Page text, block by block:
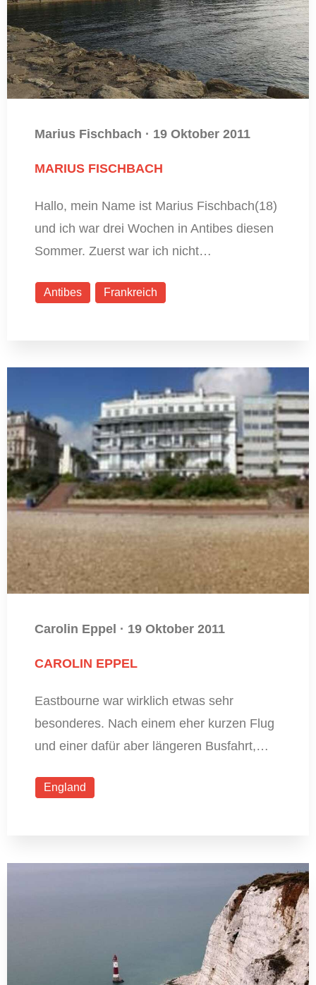
Marius Fischbach · 19 Oktober 2011
MARIUS FISCHBACH
Hallo, mein Name ist Marius Fischbach(18)
und ich war drei Wochen in Antibes diesen
Sommer. Zuerst war ich nicht…
Antibes Frankreich
Carolin Eppel · 19 Oktober 2011
CAROLIN EPPEL
Eastbourne war wirklich etwas sehr
besonderes. Nach einem eher kurzen Flug
und einer dafür aber längeren Busfahrt,…
England